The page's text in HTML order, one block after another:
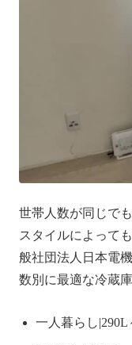
世帯人数が同じで
スタイルによって
般社団法人日本電
数別に最適な冷蔵
一人暮らし|290L